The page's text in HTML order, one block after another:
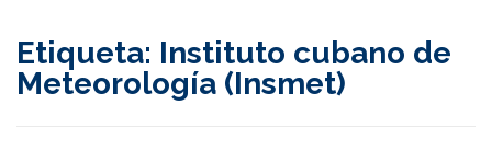
Etiqueta: Instituto cubano de
Meteorología (Insmet)